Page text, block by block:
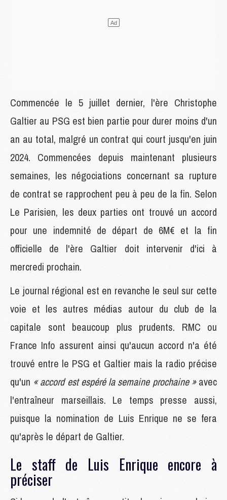
Commencée le 5 juillet dernier, l'ère Christophe
Galtier au PSG est bien partie pour durer moins d'un
an au total, malgré un contrat qui court jusqu'en juin
2024. Commencées depuis maintenant plusieurs
semaines, les négociations concernant sa rupture
de contrat se rapprochent peu à peu de la fin. Selon
Le Parisien, les deux parties ont trouvé un accord
pour une indemnité de départ de 6M€ et la fin
officielle de l'ère Galtier doit intervenir d'ici à
mercredi prochain.
Le journal régional est en revanche le seul sur cette
voie et les autres médias autour du club de la
capitale sont beaucoup plus prudents. RMC ou
France Info assurent ainsi qu'aucun accord n'a été
trouvé entre le PSG et Galtier mais la radio précise
qu'un « accord est espéré la semaine prochaine »avec
l'entraîneur marseillais. Le temps presse aussi,
puisque la nomination de Luis Enrique ne se fera
qu'après le départ de Galtier.
Le staff de Luis Enrique encore à
préciser